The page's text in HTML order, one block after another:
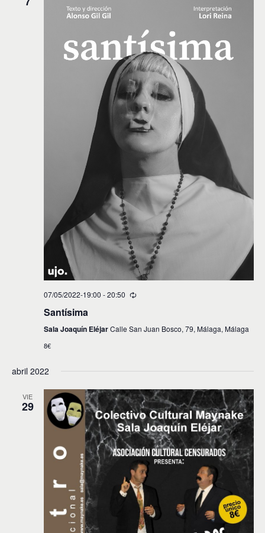
07/05/2022-19:00 -20:50
Santísima
Sala Joaquín EléjarCalle San Juan Bosco, 79, Málaga, Málaga
8€
abril 2022
VIE
29